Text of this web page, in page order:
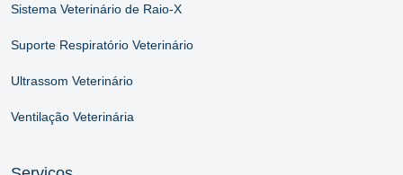
Sistema Veterinário de Raio-X
Suporte Respiratório Veterinário
Ultrassom Veterinário
Ventilação Veterinária